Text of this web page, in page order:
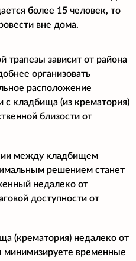
более 15 человек, то
вне дома.
трапезы зависит от района
организовать
расположение
с кладбища (из крематория)
близости от
между кладбищем
решением станет
недалеко от
доступности от
(крематория) недалеко от
минимизируете временные